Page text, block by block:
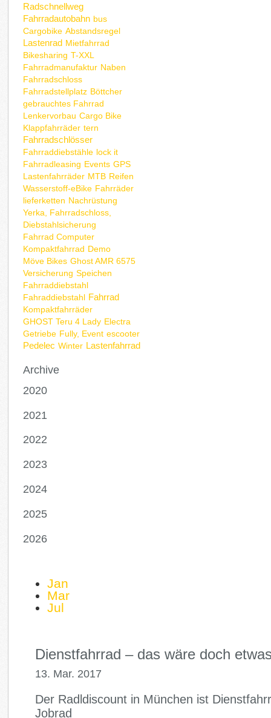
Radschnellweg
Fahrradautobahn bus
Cargobike Abstandsregel
Lastenrad Mietfahrrad
Bikesharing T-XXL
Fahrradmanufaktur Naben
Fahrradschloss
Fahrradstellplatz Böttcher
gebrauchtes Fahrrad
Lenkervorbau Cargo Bike
Klappfahrräder tern
Fahrradschlösser
Fahrraddiebstähle lock it
Fahrradleasing Events GPS
Lastenfahrräder MTB Reifen
Wasserstoff-eBike Fahrräder
lieferketten Nachrüstung
Yerka, Fahrradschloss,
Diebstahlsicherung
Fahrrad Computer
Kompaktfahrrad Demo
Möve Bikes Ghost AMR 6575
Versicherung Speichen
Fahrraddiebstahl
Fahraddiebstahl Fahrrad
Kompaktfahrräder
GHOST Teru 4 Lady Electra
Getriebe Fully, Event escooter
Pedelec Winter Lastenfahrrad
Archive
2020
2021
2022
2023
2024
2025
2026
Jan
Mar
Jul
Dienstfahrrad – das wäre doch
13. Mar. 2017
Der Radldiscount in München ist
Jobrad